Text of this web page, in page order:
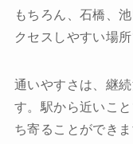
もちろん、石橋、
クセスしやすい場所
通いやすさは、継
す。駅から近いこ
ち寄ることができま